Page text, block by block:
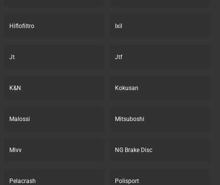
Hiflofiltro Ixil
Jt Jtf
K&N Kokusan
Malossi Mitsuboshi
Mivv NG Brake Disc
Pelacrash Polisport